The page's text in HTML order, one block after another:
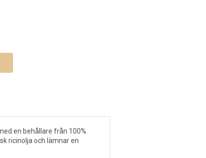
en behållare från 100%
ricinolja och lämnar en